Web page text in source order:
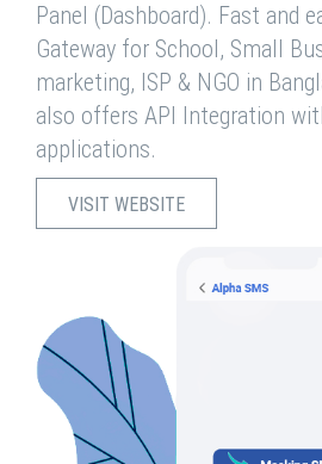
Panel (Dashboard). Fast and
Gateway for School, Small
marketing, ISP & NGO in
also offers API Integration
applications.
VISIT WEBSITE